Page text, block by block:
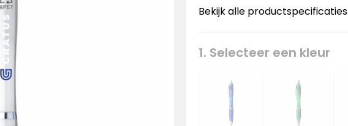
Bekijk alle productspecificaties
1. Selecteer een kleur